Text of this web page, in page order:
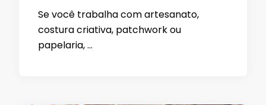
Se você trabalha com artesanato,
costura criativa, patchwork ou
papelaria, …